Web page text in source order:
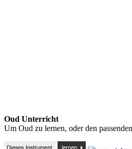
Oud Unterricht
Um Oud zu lernen, oder den